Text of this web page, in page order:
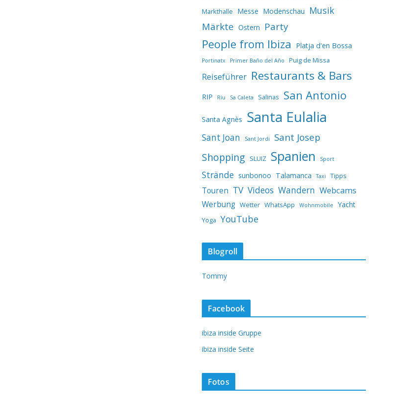
Markthalle Messe Modenschau Musik
Märkte Ostern Party
People from Ibiza Platja d'en Bossa
Portinatx Primer Baño del Año Puig de Missa
Reiseführer Restaurants & Bars
RIP Riu Sa Caleta Salinas San Antonio
Santa Agnès Santa Eulalia
Sant Joan Sant Jordi Sant Josep
Shopping SLUIZ Spanien Sport
Strände sunbonoo Talamanca Taxi Tipps
Touren TV Videos Wandern Webcams
Werbung Wetter WhatsApp Wohnmobile Yacht
Yoga YouTube
Blogroll
Tommy
Facebook
ibiza inside Gruppe
ibiza inside Seite
Fotos